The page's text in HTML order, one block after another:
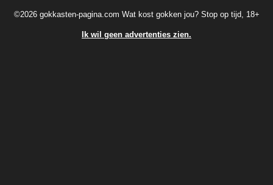
©2026 gokkasten-pagina.com Wat kost gokken jou? Stop op tijd, 18+
Ik wil geen advertenties zien.